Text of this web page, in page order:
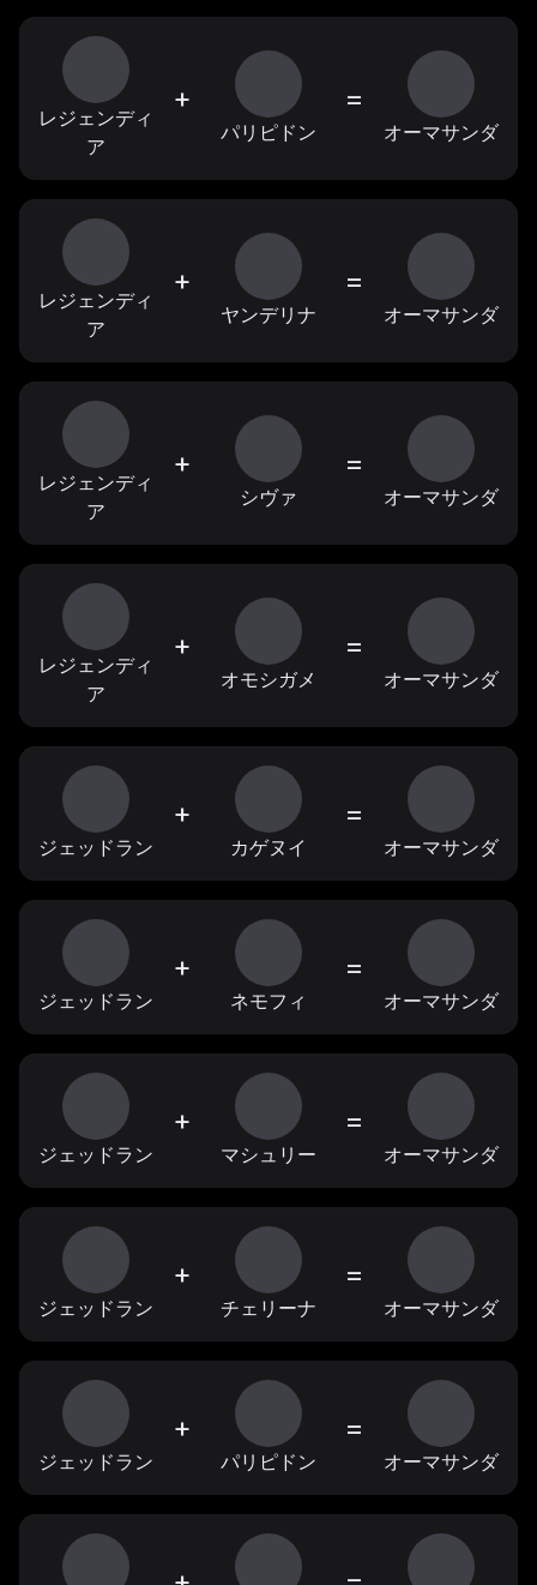
レジェンディ
ア
+
パリピドン
=
オーマサンダ
レジェンディ
ア
+
ヤンデリナ
=
オーマサンダ
レジェンディ
ア
+
シヴァ
=
オーマサンダ
レジェンディ
ア
+
オモシガメ
=
オーマサンダ
ジェッドラン
+
カゲヌイ
=
オーマサンダ
ジェッドラン
+
ネモフィ
=
オーマサンダ
ジェッドラン
+
マシュリー
=
オーマサンダ
ジェッドラン
+
チェリーナ
=
オーマサンダ
ジェッドラン
+
パリピドン
=
オーマサンダ